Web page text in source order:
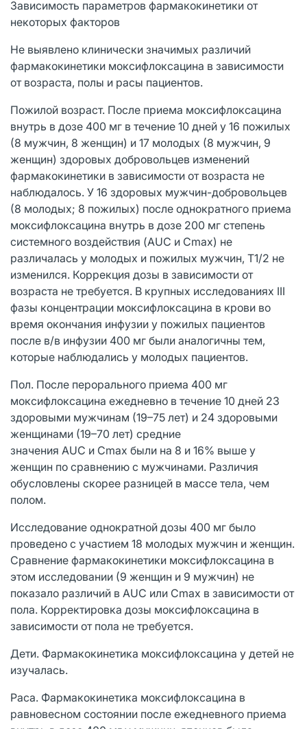
Зависимость параметров фармакокинетики от
некоторых факторов
Не выявлено клинически значимых различий
фармакокинетики моксифлоксацина в зависимости
от возраста, полы и расы пациентов.
Пожилой возраст. После приема моксифлоксацина
внутрь в дозе 400 мг в течение 10 дней у 16 пожилых
(8 мужчин, 8 женщин) и 17 молодых (8 мужчин, 9
женщин) здоровых добровольцев изменений
фармакокинетики в зависимости от возраста не
наблюдалось. У 16 здоровых мужчин-добровольцев
(8 молодых; 8 пожилых) после однократного приема
моксифлоксацина внутрь в дозе 200 мг степень
системного воздействия (AUC и Cmax) не
различалась у молодых и пожилых мужчин, Т1/2 не
изменился. Коррекция дозы в зависимости от
возраста не требуется. В крупных исследованиях III
фазы концентрации моксифлоксацина в крови во
время окончания инфузии у пожилых пациентов
после в/в инфузии 400 мг были аналогичны тем,
которые наблюдались у молодых пациентов.
Пол. После перорального приема 400 мг
моксифлоксацина ежедневно в течение 10 дней 23
здоровыми мужчинам (19–75 лет) и 24 здоровыми
женщинами (19–70 лет) средние
значения AUC и Cmax были на 8 и 16% выше у
женщин по сравнению с мужчинами. Различия
обусловлены скорее разницей в массе тела, чем
полом.
Исследование однократной дозы 400 мг было
проведено с участием 18 молодых мужчин и женщин.
Сравнение фармакокинетики моксифлоксацина в
этом исследовании (9 женщин и 9 мужчин) не
показало различий в AUC или Cmax в зависимости от
пола. Корректировка дозы моксифлоксацина в
зависимости от пола не требуется.
Дети. Фармакокинетика моксифлоксацина у детей не
изучалась.
Раса. Фармакокинетика моксифлоксацина в
равновесном состоянии после ежедневного приема